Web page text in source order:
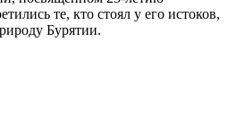
те, кто стоял у его истоков,
Бурятии.